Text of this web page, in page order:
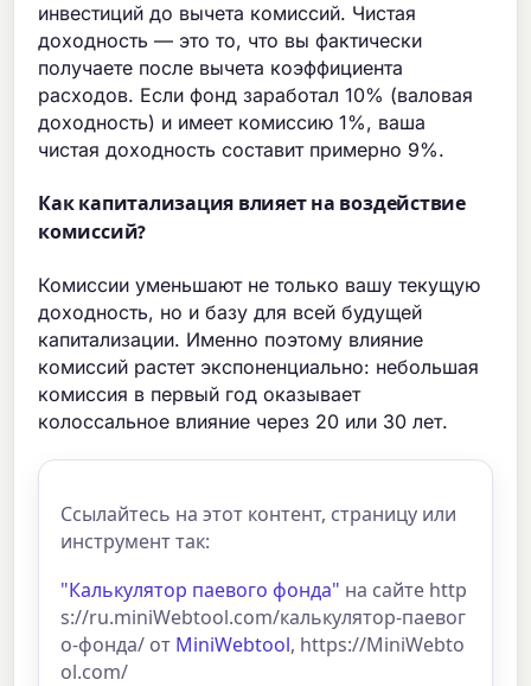
инвестиций до вычета комиссий. Чистая
доходность — это то, что вы фактически
получаете после вычета коэффициента
расходов. Если фонд заработал 10% (валовая
доходность) и имеет комиссию 1%, ваша
чистая доходность составит примерно 9%.
Как капитализация влияет на воздействие
комиссий?
Комиссии уменьшают не только вашу текущую
доходность, но и базу для всей будущей
капитализации. Именно поэтому влияние
комиссий растет экспоненциально: небольшая
комиссия в первый год оказывает
колоссальное влияние через 20 или 30 лет.
Ссылайтесь на этот контент, страницу или
инструмент так:
"Калькулятор паевого фонда" на сайте http
s://ru.miniWebtool.com/калькулятор-паевог
о-фонда/ от MiniWebtool, https://MiniWebto
ol.com/